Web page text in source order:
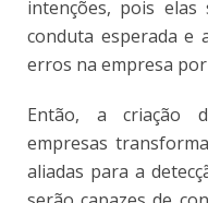
intenções, pois elas
conduta esperada e
erros na empresa
Então, a criação
empresas
aliadas para a